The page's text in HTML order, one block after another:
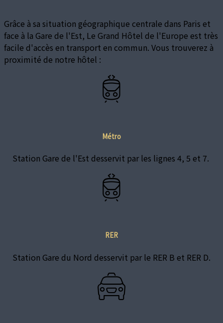
Grâce à sa situation géographique centrale dans Paris et
face à la Gare de l'Est, Le Grand Hôtel de l'Europe est très
facile d'accès en transport en commun. Vous trouverez à
proximité de notre hôtel :
Métro
Station Gare de l'Est desservit par les lignes 4, 5 et 7.
RER
Station Gare du Nord desservit par le RER B et RER D.